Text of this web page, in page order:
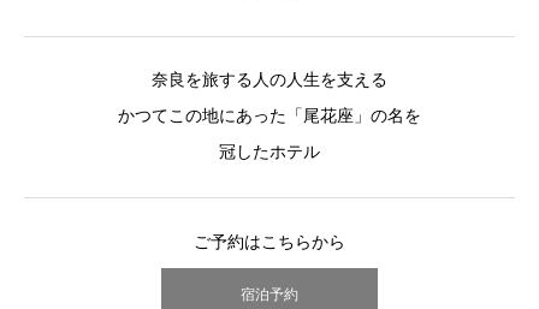
奈良を旅する人の人生を支える
かつてこの地にあった「尾花座」の名を
冠したホテル
ご予約はこちらから
宿泊予約